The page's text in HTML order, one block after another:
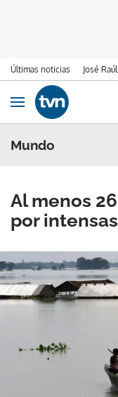
Últimas noticias José
Ir al contenido
Obrir navegació
Mundo
Al menos
por